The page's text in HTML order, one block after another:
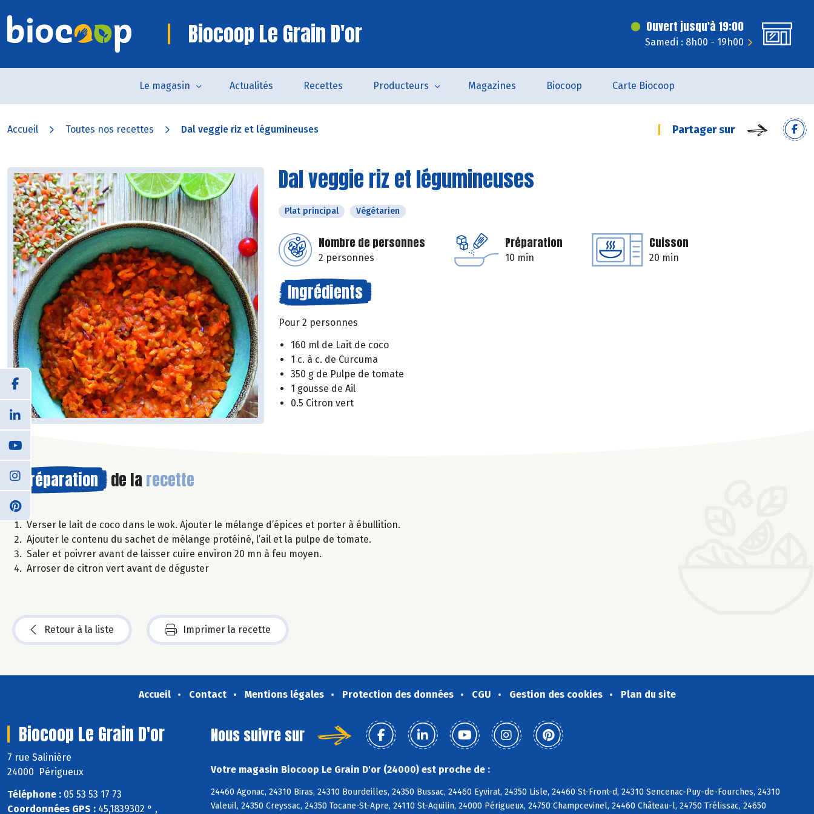
Biocoop Le Grain D'or Ouvert jusqu'à 19:00
Samedi : 8h00 - 19h00
Le magasin Actualités Recettes Producteurs Magazines Biocoop Carte Biocoop
Accueil Toutes nos recettes Dal veggie riz et légumineuses Partager sur
Dal veggie riz et légumineuses
Plat principal Végétarien
Nombre de personnes
2 personnes
Préparation
10 min
Cuisson
20 min
Ingrédients
Pour 2 personnes
160 ml de Lait de coco
1 c. à c. de Curcuma
350 g de Pulpe de tomate
1 gousse de Ail
0.5 Citron vert
Préparation de la recette
Verser le lait de coco dans le wok. Ajouter le mélange d’épices et porter à ébullition.
Ajouter le contenu du sachet de mélange protéiné, l’ail et la pulpe de tomate.
Saler et poivrer avant de laisser cuire environ 20 mn à feu moyen.
Arroser de citron vert avant de déguster
Retour à la liste Imprimer la recette
Accueil Contact Mentions légales Protection des données CGU Gestion des cookies Plan du site
Biocoop Le Grain D'or
7 rue Salinière
24000 Périgueux
Téléphone : 05 53 53 17 73
Coordonnées GPS : 45,1839302 ° ,
Nous suivre sur
Votre magasin Biocoop Le Grain D'or (24000) est proche de :
24460 Agonac, 24310 Biras, 24310 Bourdeilles, 24350 Bussac, 24460 Eyvirat, 24350 Lisle, 24460 St-Front-d, 24310 Sencenac-Puy-de-Fourches, 24310
Valeuil, 24350 Creyssac, 24350 Tocane-St-Apre, 24110 St-Aquilin, 24000 Périgueux, 24750 Champcevinel, 24460 Château-l, 24750 Trélissac, 24650